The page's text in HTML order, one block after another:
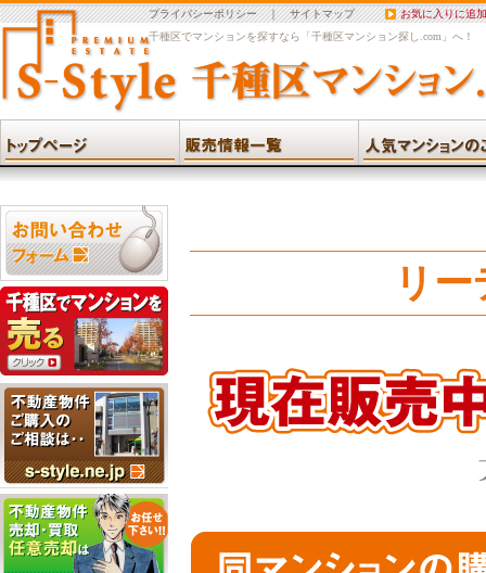
プライバシーポリシー｜サイトマップ
お気に入りに追加
千種区でマンションを探すなら「千種区マンション探し.com」へ！
リ